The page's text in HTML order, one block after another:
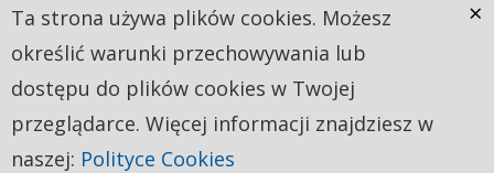
Ta strona używa plików cookies. Możesz
określić warunki przechowywania lub
dostępu do plików cookies w Twojej
przeglądarce. Więcej informacji znajdziesz w
naszej: Polityce Cookies
×